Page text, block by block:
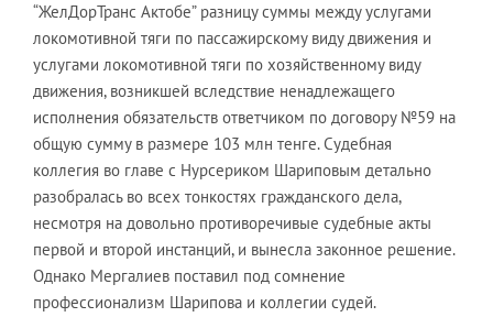
“ЖелДорТранс Актобе” разницу суммы между услугами
локомотивной тяги по пассажирскому виду движения и
услугами локомотивной тяги по хозяйственному виду
движения, возникшей вследствие ненадлежащего
исполнения обязательств ответчиком по договору №59 на
общую сумму в размере 103 млн тенге. Судебная
коллегия во главе с Нурсериком Шариповым детально
разобралась во всех тонкостях гражданского дела,
несмотря на довольно противоречивые судебные акты
первой и второй инстанций, и вынесла законное решение.
Однако Мергалиев поставил под сомнение
профессионализм Шарипова и коллегии судей.